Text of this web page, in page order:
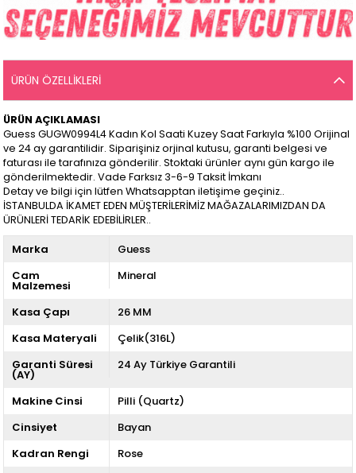
ÜRÜN ÖZELLIKLERI
ÜRÜN AÇIKLAMASI
Guess GUGW0994L4 Kadın Kol Saati Kuzey Saat Farkıyla %100 Orijinal
ve 24 ay garantilidir. Siparişiniz orjinal kutusu, garanti belgesi ve
faturası ile tarafınıza gönderilir. Stoktaki ürünler aynı gün kargo ile
gönderilmektedir. Vade Farksız 3-6-9 Taksit İmkanı
Detay ve bilgi için lütfen Whatsapptan iletişime geçiniz..
İSTANBULDA İKAMET EDEN MÜŞTERİLERİMİZ MAĞAZALARIMIZDAN DA
ÜRÜNLERİ TEDARİK EDEBİLİRLER..
Marka
Guess
Cam
Malzemesi
Mineral
Kasa Çapı
26 MM
Kasa Materyali
Çelik(316L)
Garanti Süresi
(AY)
24 Ay Türkiye Garantili
Makine Cinsi
Pilli (Quartz)
Cinsiyet
Bayan
Kadran Rengi
Rose